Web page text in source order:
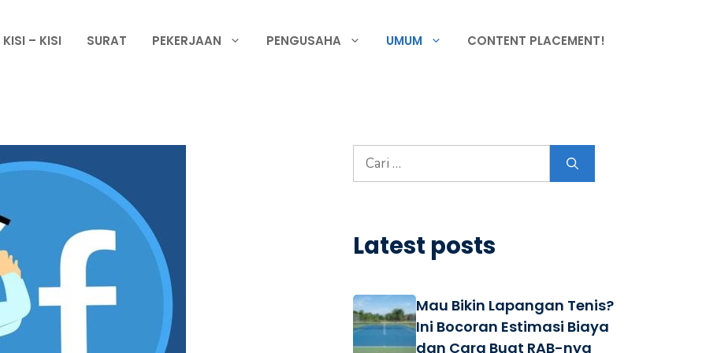
KISI – KISI SURAT PEKERJAAN PENGUSAHA UMUM CONTENT PLACEMENT!
Cari
untuk:
Latest posts
Mau Bikin Lapangan Tenis?
Ini Bocoran Estimasi Biaya
dan Cara Buat RAB-nya